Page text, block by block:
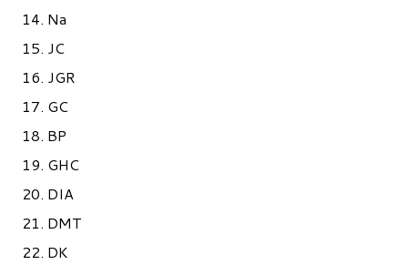
14. Na
15. JC
16. JGR
17. GC
18. BP
19. GHC
20. DIA
21. DMT
22. DK